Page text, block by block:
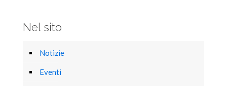
Nel sito
Notizie
Eventi